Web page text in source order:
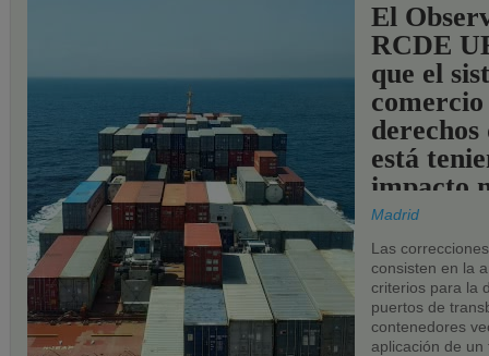
El
RCDE
que el
comercio
derechos
está
impacto
los
UE.
Madrid
Las
consisten en la
criterios para la
puertos de
contenedores
aplicación de